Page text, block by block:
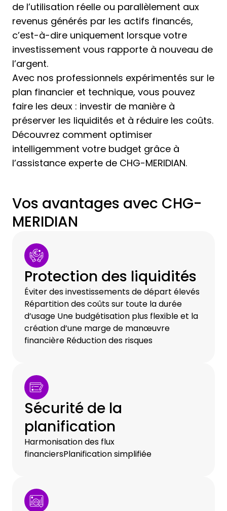
de l’utilisation réelle ou parallèlement aux
revenus générés par les actifs financés,
c’est-à-dire uniquement lorsque votre
investissement vous rapporte à nouveau de
l’argent.
Avec nos professionnels expérimentés sur le
plan financier et technique, vous pouvez
faire les deux : investir de manière à
préserver les liquidités et à réduire les coûts.
Découvrez comment optimiser
intelligemment votre budget grâce à
l’assistance experte de CHG-MERIDIAN.
Vos avantages avec CHG-
MERIDIAN
Protection des liquidités
Éviter des investissements de départ élevés
Répartition des coûts sur toute la durée
d’usage Une budgétisation plus flexible et la
création d’une marge de manœuvre
financière Réduction des risques
Sécurité de la
planification
Harmonisation des flux
financiersPlanification simplifiée